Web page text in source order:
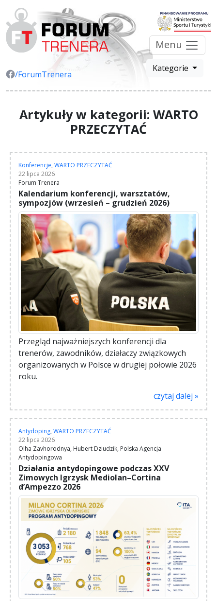
/ForumTrenera
Menu
Kategorie
Artykuły w kategorii: WARTO
PRZECZYTAĆ
Konferencje, WARTO PRZECZYTAĆ
22 lipca 2026
Forum Trenera
Kalendarium konferencji, warsztatów,
sympozjów (wrzesień – grudzień 2026)
Przegląd najważniejszych konferencji dla
trenerów, zawodników, działaczy związkowych
organizowanych w Polsce w drugiej połowie 2026
roku.
czytaj dalej »
Antydoping, WARTO PRZECZYTAĆ
22 lipca 2026
Olha Zavhorodnya, Hubert Dziudzik, Polska Agencja
Antydopingowa
Działania antydopingowe podczas XXV
Zimowych Igrzysk Mediolan–Cortina
d’Ampezzo 2026